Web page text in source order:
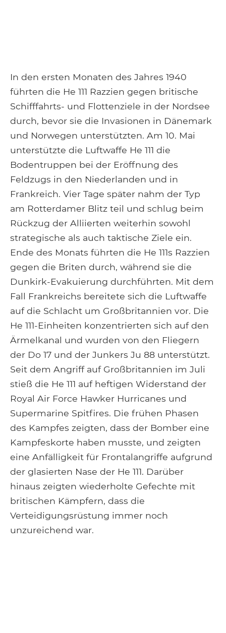
In den ersten Monaten des Jahres 1940
führten die He 111 Razzien gegen britische
Schifffahrts- und Flottenziele in der Nordsee
durch, bevor sie die Invasionen in Dänemark
und Norwegen unterstützten. Am 10. Mai
unterstützte die Luftwaffe He 111 die
Bodentruppen bei der Eröffnung des
Feldzugs in den Niederlanden und in
Frankreich. Vier Tage später nahm der Typ
am Rotterdamer Blitz teil und schlug beim
Rückzug der Alliierten weiterhin sowohl
strategische als auch taktische Ziele ein.
Ende des Monats führten die He 111s Razzien
gegen die Briten durch, während sie die
Dunkirk-Evakuierung durchführten. Mit dem
Fall Frankreichs bereitete sich die Luftwaffe
auf die Schlacht um Großbritannien vor. Die
He 111-Einheiten konzentrierten sich auf den
Ärmelkanal und wurden von den Fliegern
der Do 17 und der Junkers Ju 88 unterstützt.
Seit dem Angriff auf Großbritannien im Juli
stieß die He 111 auf heftigen Widerstand der
Royal Air Force Hawker Hurricanes und
Supermarine Spitfires. Die frühen Phasen
des Kampfes zeigten, dass der Bomber eine
Kampfeskorte haben musste, und zeigten
eine Anfälligkeit für Frontalangriffe aufgrund
der glasierten Nase der He 111. Darüber
hinaus zeigten wiederholte Gefechte mit
britischen Kämpfern, dass die
Verteidigungsrüstung immer noch
unzureichend war.